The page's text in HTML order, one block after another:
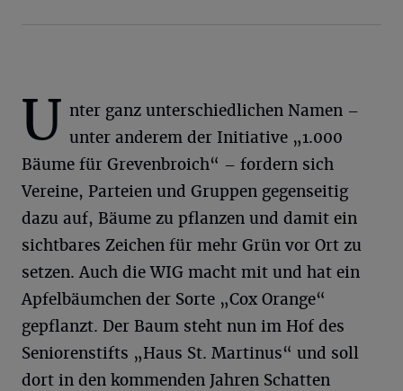
U nter ganz unterschiedlichen Namen –
unter anderem der Initiative „1.000
Bäume für Grevenbroich“ – fordern sich
Vereine, Parteien und Gruppen gegenseitig
dazu auf, Bäume zu pflanzen und damit ein
sichtbares Zeichen für mehr Grün vor Ort zu
setzen. Auch die WIG macht mit und hat ein
Apfelbäumchen der Sorte „Cox Orange“
gepflanzt. Der Baum steht nun im Hof des
Seniorenstifts „Haus St. Martinus“ und soll
dort in den kommenden Jahren Schatten